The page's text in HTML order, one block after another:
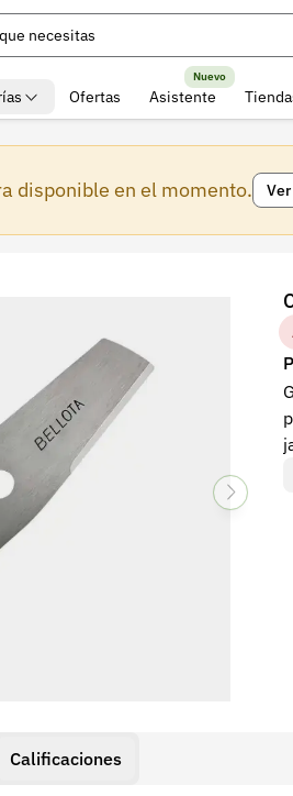
necesitas
Ofertas Asistente
Nuevo
disponible en el momento.
Calificaciones